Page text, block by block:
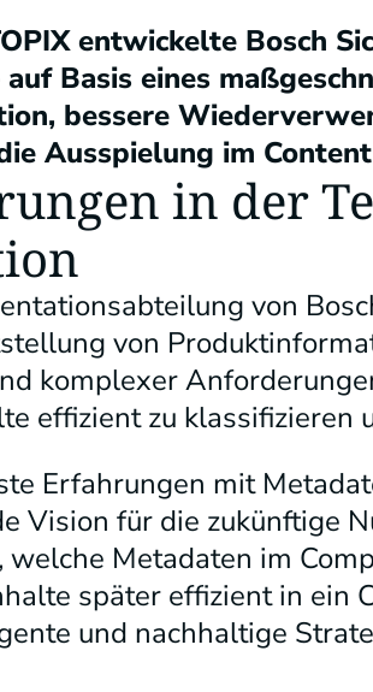
entwickelte Bosch
Basis eines
bessere
Ausspielung im
in der
von
von
komplexer
effizient zu
Erfahrungen mit
Vision für die zukünftige
Metadaten im
später effizient in ein
und nachhaltige